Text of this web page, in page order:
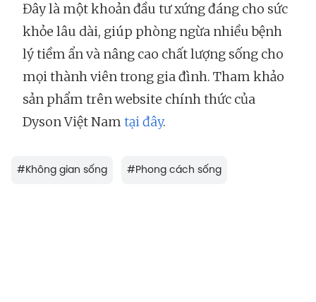
Đây là một khoản đầu tư xứng đáng cho sức
khỏe lâu dài, giúp phòng ngừa nhiều bệnh
lý tiềm ẩn và nâng cao chất lượng sống cho
mọi thành viên trong gia đình. Tham khảo
sản phẩm trên website chính thức của
Dyson Việt Nam tại đây.
#Không gian sống #Phong cách sống